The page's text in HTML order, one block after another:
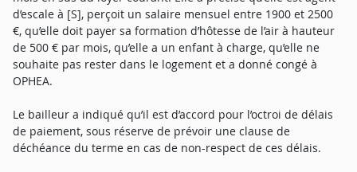
d’escale à [S], perçoit un salaire mensuel entre 1900 et 2500
€, qu’elle doit payer sa formation d’hôtesse de l’air à hauteur
de 500 € par mois, qu’elle a un enfant à charge, qu’elle ne
souhaite pas rester dans le logement et a donné congé à
OPHEA.
Le bailleur a indiqué qu’il est d’accord pour l’octroi de délais
de paiement, sous réserve de prévoir une clause de
déchéance du terme en cas de non-respect de ces délais.